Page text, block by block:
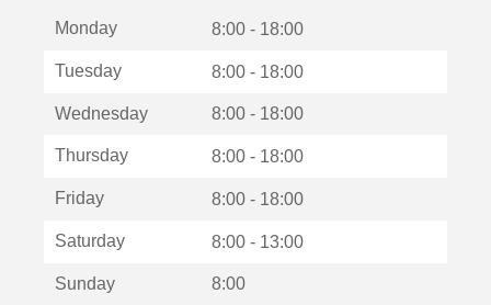
u
Monday 8:00 - 18:00
Tuesday 8:00 - 18:00
Wednesday 8:00 - 18:00
Thursday 8:00 - 18:00
Friday 8:00 - 18:00
Saturday 8:00 - 13:00
Sunday 8:00